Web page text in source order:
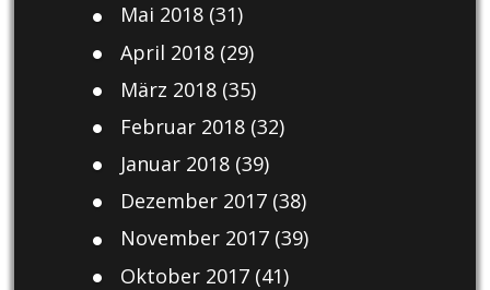
Mai 2018(31)
April 2018(29)
März 2018(35)
Februar 2018(32)
Januar 2018(39)
Dezember 2017(38)
November 2017(39)
Oktober 2017(41)